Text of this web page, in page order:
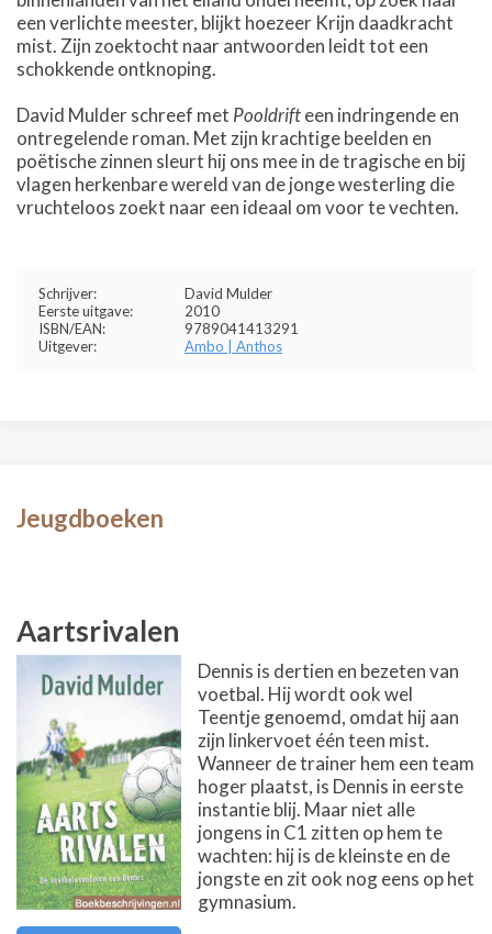
een verlichte meester, blijkt hoezeer Krijn daadkracht
mist. Zijn zoektocht naar antwoorden leidt tot een
schokkende ontknoping.
David Mulder schreef met Pooldrifteen indringende en
ontregelende roman. Met zijn krachtige beelden en
poëtische zinnen sleurt hij ons mee in de tragische en bij
vlagen herkenbare wereld van de jonge westerling die
vruchteloos zoekt naar een ideaal om voor te vechten.
Schrijver:
David Mulder
Eerste uitgave:
2010
ISBN/EAN:
9789041413291
Uitgever:
Ambo | Anthos
Jeugdboeken
Aartsrivalen
Dennis is dertien en bezeten van
voetbal. Hij wordt ook wel
Teentje genoemd, omdat hij aan
zijn linkervoet één teen mist.
Wanneer de trainer hem een team
hoger plaatst, is Dennis in eerste
instantie blij. Maar niet alle
jongens in C1 zitten op hem te
wachten: hij is de kleinste en de
jongste en zit ook nog eens op het
gymnasium.